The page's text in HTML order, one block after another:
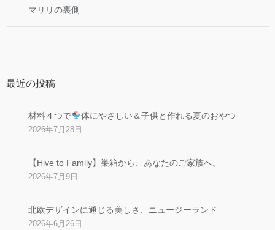
マリリの裏側
最近の投稿
材料４つで 体にやさしい＆子供と作れる夏のおやつ
2026年7月28日
【Hive to Family】巣箱から、あなたのご家族へ。
2026年7月9日
北欧デザインに通じる美しさ、ニュージーランド
2026年6月26日